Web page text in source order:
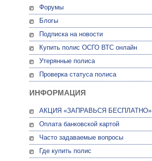
Форумы
Блогы
Подписка на новости
Купить полис ОСГО ВТС онлайн
Утерянные полиса
Проверка статуса полиса
ИНФОРМАЦИЯ
АКЦИЯ «ЗАПРАВЬСЯ БЕСПЛАТНО»
Оплата банковской картой
Часто задаваемые вопросы
Где купить полис